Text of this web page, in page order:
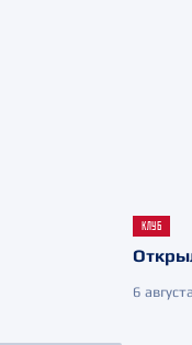
КЛУБ
6